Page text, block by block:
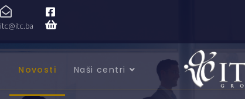
itc@itc.ba
Novosti Naši centri